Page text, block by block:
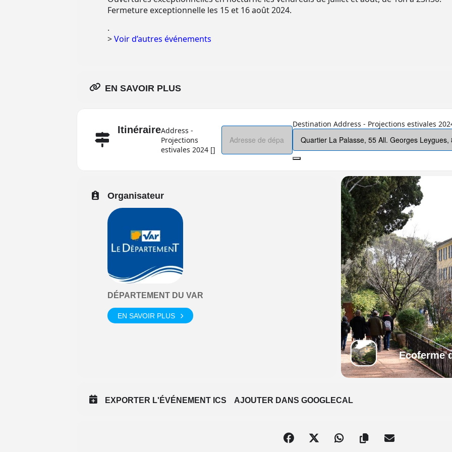
Fermeture exceptionnelle les 15 et 16 août 2024.
.
>Voir d’autres événements
EN SAVOIR PLUS
ItinéraireAddress -
Projections
estivales 2024 []
Destination Address - Projections estivales
Organisateur
DÉPARTEMENT DU VAR
EN SAVOIR PLUS
Ecoferme
EXPORTER L'ÉVÉNEMENT ICS AJOUTER DANS GOOGLECAL